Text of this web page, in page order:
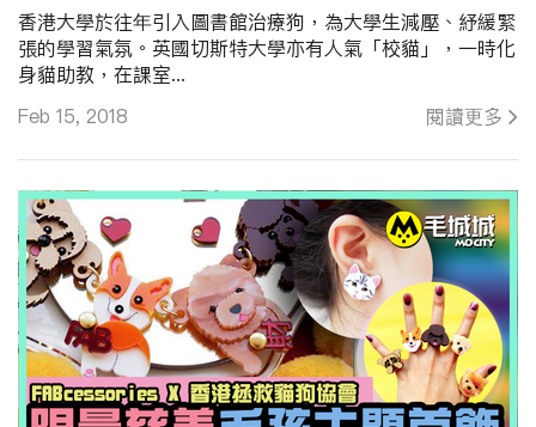
Feb 15, 2018 閱讀更多
香港大學於往年引入圖書館治療狗，為大學生減壓、紓緩緊
張的學習氣氛。英國切斯特大學亦有人氣「校貓」，一時化
身貓助教，在課室...